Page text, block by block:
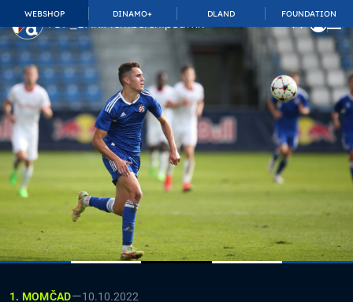
WEBSHOP DINAMO+ DLAND FOUNDATION
TOP_BAR.MembershipSuffix
1. MOMČAD—10.10.2022